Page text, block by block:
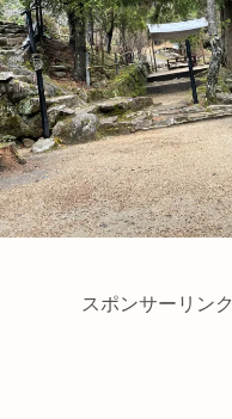
スポンサーリンク